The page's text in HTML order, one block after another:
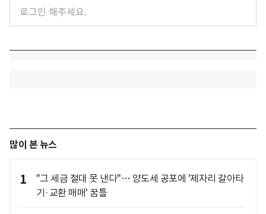
많이 본 뉴스
1
"그 세금 절대 못 낸다"… 양도세 공포에 '제자리 갈아타
기·교환 매매' 꿈틀